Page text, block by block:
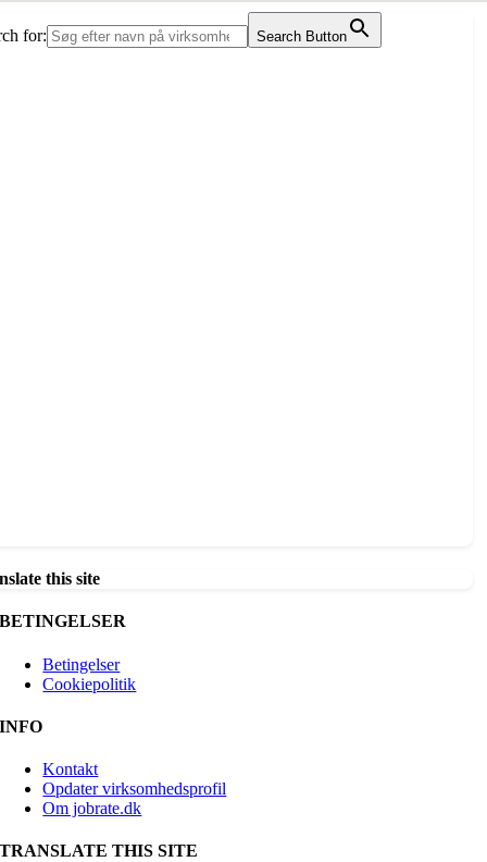
for: Search Button
this site
BETINGELSER
Betingelser
Cookiepolitik
INFO
Kontakt
Opdater virksomhedsprofil
Om jobrate.dk
TRANSLATE THIS SITE